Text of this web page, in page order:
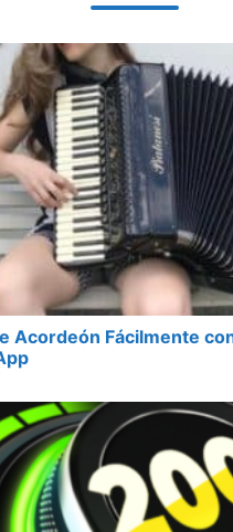
Acordeón Fácilmente